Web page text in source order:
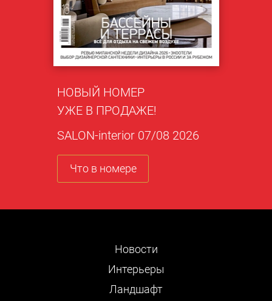
НОВЫЙ НОМЕР
УЖЕ В ПРОДАЖЕ!
SALON-interior 07/08 2026
Что в номере
Новости
Интерьеры
Ландшафт